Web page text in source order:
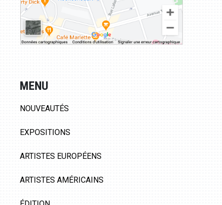
MENU
NOUVEAUTÉS
EXPOSITIONS
ARTISTES EUROPÉENS
ARTISTES AMÉRICAINS